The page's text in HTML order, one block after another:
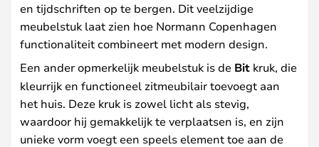
en tijdschriften op te bergen. Dit veelzijdige
meubelstuk laat zien hoe Normann Copenhagen
functionaliteit combineert met modern design.
Een ander opmerkelijk meubelstuk is de Bit kruk, die
kleurrijk en functioneel zitmeubilair toevoegt aan
het huis. Deze kruk is zowel licht als stevig,
waardoor hij gemakkelijk te verplaatsen is, en zijn
unieke vorm voegt een speels element toe aan de